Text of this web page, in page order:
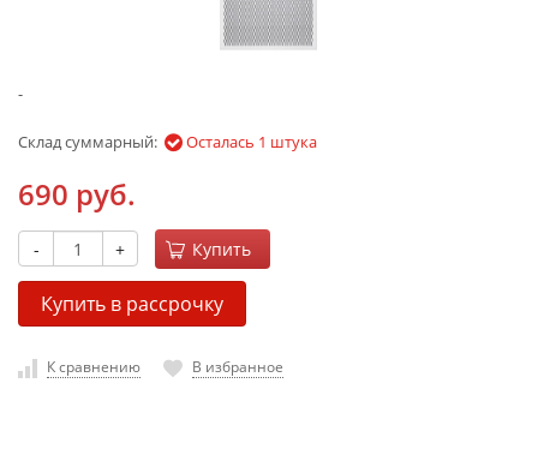
-
Склад суммарный: Осталась 1 штука
690 руб.
- + Купить
Купить в рассрочку
К сравнению В избранное